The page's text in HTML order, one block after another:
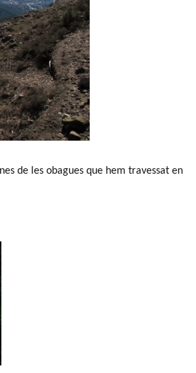
de les obagues que hem travessat en